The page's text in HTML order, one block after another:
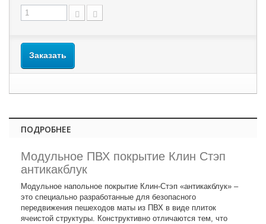
Заказать
ПОДРОБНЕЕ
Модульное ПВХ покрытие Клин Стэп
антикакблук
Модульное напольное покрытие Клин-Стэп «антикакблук» –
это специально разработанные для безопасного
передвижения пешеходов маты из ПВХ в виде плиток
ячеистой структуры. Конструктивно отличаются тем, что